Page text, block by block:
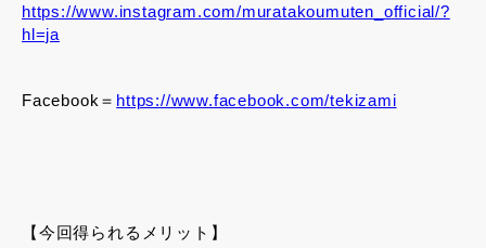
https://www.instagram.com/muratakoumuten_official/?
hl=ja
Facebook＝ https://www.facebook.com/tekizami
【今回得られるメリット】